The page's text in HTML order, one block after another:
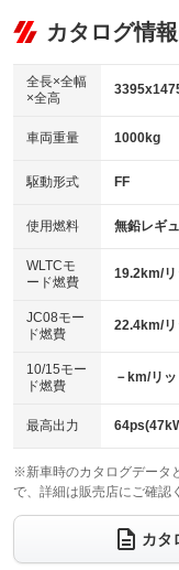
リフトアップ
：装備なし
：装備なし
パワーウィンドウ
アイドリングストップ
：装備あり
USB入力端子
：装備あり
100V電源
：装備なし
センターデフロック
：装備なし
電動格納ミラー
：装備あり
ビジュアル
：装備なし
：装備あり
革シート
キーレス
HID(キセノンライト)
：装備なし
バックカメラ
：装備あり
エアロ
：装備なし
：装備なし
パワーシート
ベンチシート
：装備あり
チップアップシート
：装備なし
：装備なし
ウォークスルー
：装備なし
電動リアゲート
カタログ情
全長×全幅
×全高
車両重量 1000kg
駆動形式 FF
使用燃料 無鉛レギ
WLTCモ
ード燃費
19.2km/リ
JC08モー
ド燃費
22.4km/リ
10/15モー
ド燃費
－km/リ
最高出力
※新車時のカタログデータ
で、詳細は販売店にご確認
カタ